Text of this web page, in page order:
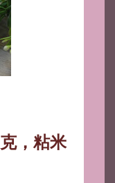
克，粘米